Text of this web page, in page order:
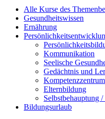
Alle Kurse des
Gesundheitswissen
Ernährung
Kommunikation
Seelische
Gedächtnis und
Elternbildung
Selbstbehauptung
Bildungsurlaub